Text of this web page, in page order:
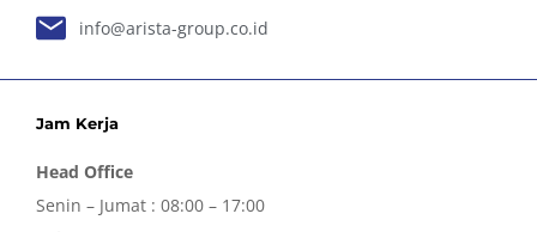
info@arista-group.co.id
Jam Kerja
Head Office
Senin – Jumat : 08:00 – 17:00